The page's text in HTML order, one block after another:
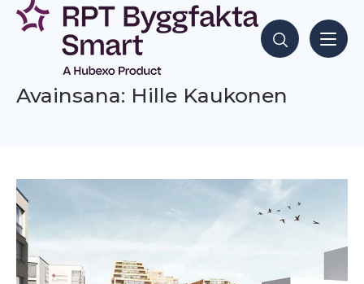
Siirry
sisältöön
Hae sisältöjä
Avainsana: Hille Kaukonen